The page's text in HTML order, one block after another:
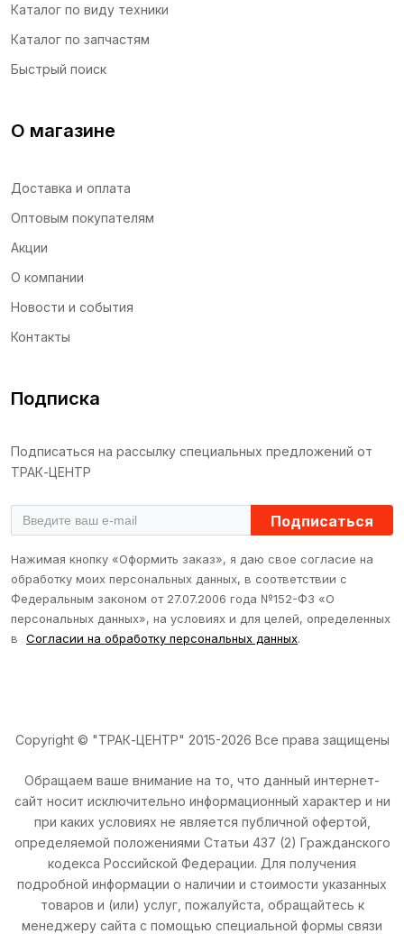
Каталог по виду техники
Каталог по запчастям
Быстрый поиск
О магазине
Доставка и оплата
Оптовым покупателям
Акции
О компании
Новости и события
Контакты
Подписка
Подписаться на рассылку специальных предложений от
ТРАК-ЦЕНТР
Подписаться
Нажимая кнопку «Оформить заказ», я даю свое согласие на
обработку моих персональных данных, в соответствии с
Федеральным законом от 27.07.2006 года №152-ФЗ «О
персональных данных», на условиях и для целей, определенных
в
Согласии на обработку персональных данных.
Copyright © "ТРАК-ЦЕНТР" 2015-2026 Все права защищены
Обращаем ваше внимание на то, что данный интернет-
сайт носит исключительно информационный характер и ни
при каких условиях не является публичной офертой,
определяемой положениями Статьи 437 (2) Гражданского
кодекса Российской Федерации. Для получения
подробной информации о наличии и стоимости указанных
товаров и (или) услуг, пожалуйста, обращайтесь к
менеджеру сайта с помощью специальной формы связи